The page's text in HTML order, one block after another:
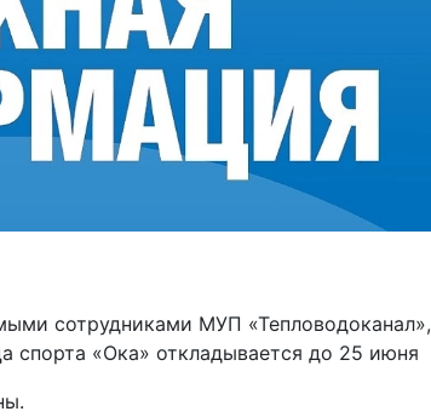
сотрудниками МУП «Тепловодоканал»,
спорта «Ока» откладывается до 25 июня